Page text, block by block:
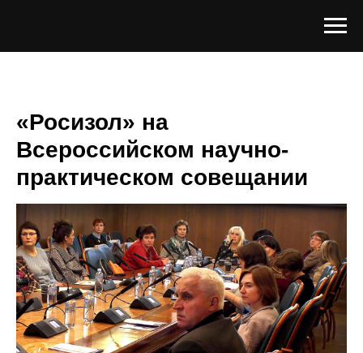
«Росизол» на
Всероссийском научно-
практическом совещании